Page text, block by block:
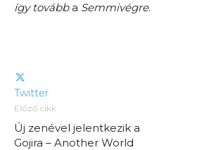
így továbba Semmivégre.
Twitter
Előző cikk
Új zenével jelentkezik a
Gojira – Another World